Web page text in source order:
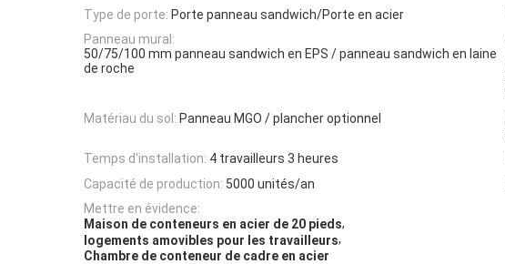
Type de porte: Porte panneau sandwich/Porte en acier
Panneau mural:
50/75/100 mm panneau sandwich en EPS / panneau sandwich en laine
de roche
Matériau du sol: Panneau MGO / plancher optionnel
Temps d'installation: 4 travailleurs 3 heures
Capacité de production: 5000 unités/an
Mettre en évidence:
Maison de conteneurs en acier de 20 pieds,
logements amovibles pour les travailleurs,
Chambre de conteneur de cadre en acier